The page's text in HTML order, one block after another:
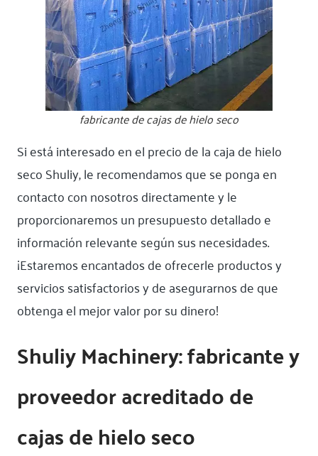
fabricante de cajas de hielo seco
Si está interesado en el precio de la caja de hielo
seco Shuliy, le recomendamos que se ponga en
contacto con nosotros directamente y le
proporcionaremos un presupuesto detallado e
información relevante según sus necesidades.
¡Estaremos encantados de ofrecerle productos y
servicios satisfactorios y de asegurarnos de que
obtenga el mejor valor por su dinero!
Shuliy Machinery: fabricante y
proveedor acreditado de
cajas de hielo seco